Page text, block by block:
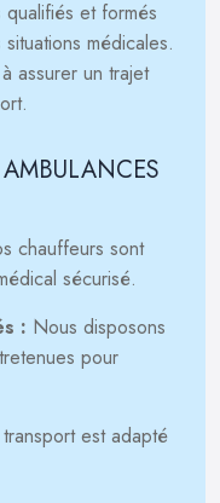
et formés
médicales.
assurer un trajet
chauffeurs sont
sécurisé.
: Nous disposons
pour
est adapté